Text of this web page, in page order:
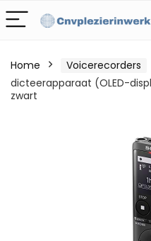
Home Voicerecorders
dicteerapparaat (OLED-
zwart